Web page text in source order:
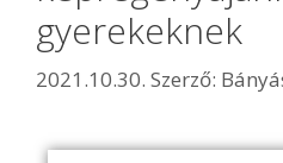
gyerekeknek
2021.10.30. Szerző: